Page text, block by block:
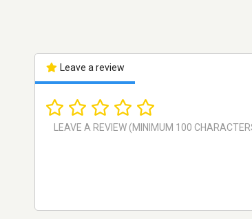
Leave a review